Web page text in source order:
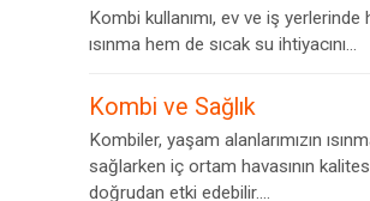
Kombi kullanımı, ev ve iş yerlerinde
ısınma hem de sıcak su ihtiyacını...
Kombi ve Sağlık
Kombiler, yaşam alanlarımızın
sağlarken iç ortam havasının
doğrudan etki edebilir....